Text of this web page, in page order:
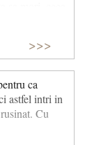
trăiești.
>>>
ca
astfel intri in
Cu